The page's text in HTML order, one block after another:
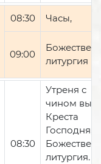
08:30 Часы,
09:00
литургия
08:30
Утреня с
чином
Креста
Господня,
литургия.